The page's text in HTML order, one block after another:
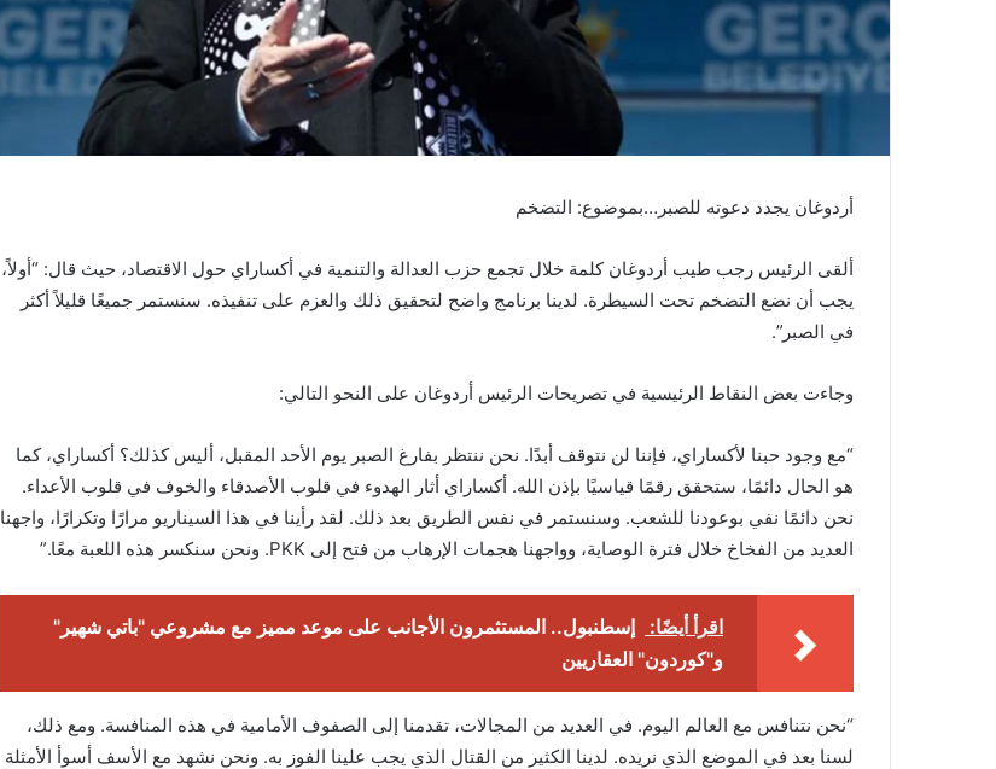
أردوغان يجدد دعوته للصبر…بموضوع: التضخم
ألقى الرئيس رجب طيب أردوغان كلمة خلال تجمع حزب العدالة والتنمية في أكساراي حول الاقتصاد، حيث قال: “أولاً،
يجب أن نضع التضخم تحت السيطرة. لدينا برنامج واضح لتحقيق ذلك والعزم على تنفيذه. سنستمر جميعًا قليلاً أكثر
في الصبر”.
وجاءت بعض النقاط الرئيسية في تصريحات الرئيس أردوغان على النحو التالي:
“مع وجود حبنا لأكساراي، فإننا لن نتوقف أبدًا. نحن ننتظر بفارغ الصبر يوم الأحد المقبل، أليس كذلك؟ أكساراي، كما
هو الحال دائمًا، ستحقق رقمًا قياسيًا بإذن الله. أكساراي أثار الهدوء في قلوب الأصدقاء والخوف في قلوب الأعداء.
نحن دائمًا نفي بوعودنا للشعب. وسنستمر في نفس الطريق بعد ذلك. لقد رأينا في هذا السيناريو مرارًا وتكرارًا، واجهنا
العديد من الفخاخ خلال فترة الوصاية، وواجهنا هجمات الإرهاب من فتح إلى PKK. ونحن سنكسر هذه اللعبة معًا.”
اقرأ أيضًا:
إسطنبول.. المستثمرون الأجانب على موعد مميز مع مشروعي "باتي شهير"
و"كوردون" العقاريين
“نحن نتنافس مع العالم اليوم. في العديد من المجالات، تقدمنا إلى الصفوف الأمامية في هذه المنافسة. ومع ذلك،
لسنا بعد في الموضع الذي نريده. لدينا الكثير من القتال الذي يجب علينا الفوز به. ونحن نشهد مع الأسف أسوأ الأمثلة